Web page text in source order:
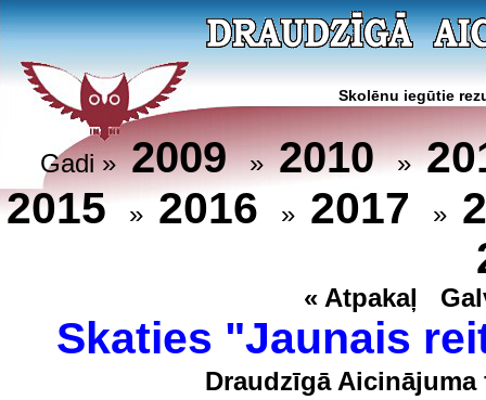
Skolēnu iegūtie
Gadi »2009»2010»
2015 » 2016 » 2017 »
« Atpakaļ
Skaties "Jaunais
Draudzīgā